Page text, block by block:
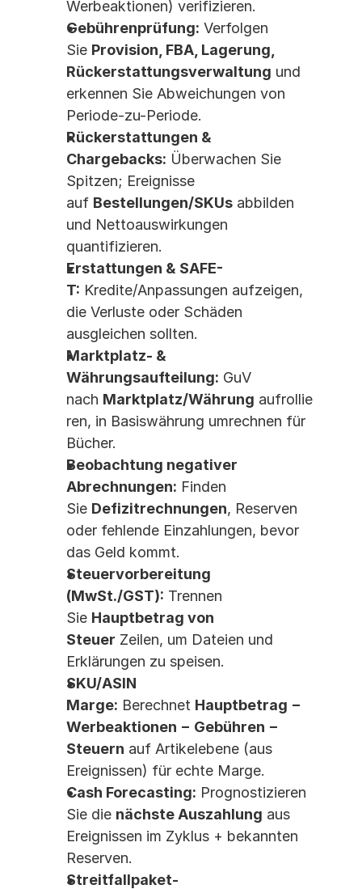
Werbeaktionen) verifizieren.
Gebührenprüfung: Verfolgen
Sie Provision, FBA, Lagerung,
Rückerstattungsverwaltung und
erkennen Sie Abweichungen von
Periode-zu-Periode.
Rückerstattungen &
Chargebacks: Überwachen Sie
Spitzen; Ereignisse
auf Bestellungen/SKUs abbilden
und Nettoauswirkungen
quantifizieren.
Erstattungen & SAFE-
T: Kredite/Anpassungen aufzeigen,
die Verluste oder Schäden
ausgleichen sollten.
Marktplatz- &
Währungsaufteilung: GuV
nach Marktplatz/Währung aufrollie
ren, in Basiswährung umrechnen für
Bücher.
Beobachtung negativer
Abrechnungen: Finden
Sie Defizitrechnungen, Reserven
oder fehlende Einzahlungen, bevor
das Geld kommt.
Steuervorbereitung
(MwSt./GST): Trennen
Sie Hauptbetrag von
Steuer Zeilen, um Dateien und
Erklärungen zu speisen.
SKU/ASIN
Marge: Berechnet Hauptbetrag −
Werbeaktionen − Gebühren −
Steuern auf Artikelebene (aus
Ereignissen) für echte Marge.
Cash Forecasting: Prognostizieren
Sie die nächste Auszahlung aus
Ereignissen im Zyklus + bekannten
Reserven.
Streitfallpaket-